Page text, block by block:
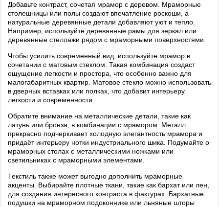
Добавьте контраст, сочетая мрамор с деревом. Мраморные
столешницы или полы создают впечатление роскоши, а
натуральные деревянные детали добавляют уют и тепло.
Например, используйте деревянные рамы для зеркал или
деревянные стеллажи рядом с мраморными поверхностями.
Чтобы усилить современный вид, используйте мрамор в
сочетании с матовым стеклом. Такая комбинация создаст
ощущение легкости и простора, что особенно важно для
малогабаритных квартир. Матовое стекло можно использовать
в дверных вставках или полках, что добавит интерьеру
легкости и современности.
Обратите внимание на металлические детали, такие как
латунь или бронза, в комбинации с мрамором. Металл
прекрасно подчеркивает холодную элегантность мрамора и
придаёт интерьеру нотки индустриального шика. Подумайте о
мраморных столах с металлическими ножками или
светильниках с мраморными элементами.
Текстиль также может выгодно дополнить мраморные
акценты. Выбирайте плотные ткани, такие как бархат или лен,
для создания интересного контраста в фактурах. Бархатные
подушки на мраморном подоконнике или льняные шторы